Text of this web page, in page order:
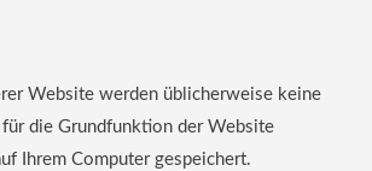
Website werden üblicherweise keine
die Grundfunktion der Website
Ihrem Computer gespeichert.